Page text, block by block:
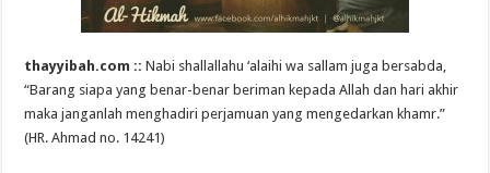
thayyibah.com ::Nabi shallallahu ‘alaihi wa sallam juga bersabda,
“Barang siapa yang benar-benar beriman kepada Allah dan hari akhir
maka janganlah menghadiri perjamuan yang mengedarkan khamr.”
(HR. Ahmad no. 14241)